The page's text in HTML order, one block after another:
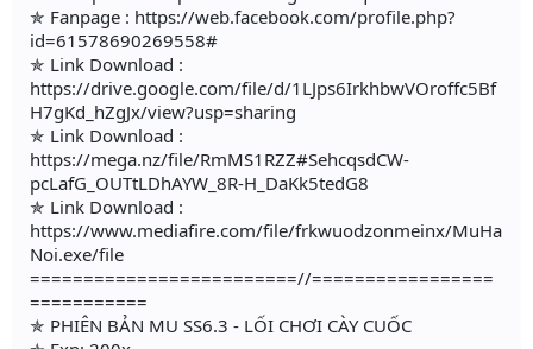
✯ Fanpage : https://web.facebook.com/profile.php?
id=61578690269558#
✯ Link Download :
https://drive.google.com/file/d/1LJps6IrkhbwVOroffc5Bf
H7gKd_hZgJx/view?usp=sharing
✯ Link Download :
https://mega.nz/file/RmMS1RZZ#SehcqsdCW-
pcLafG_OUTtLDhAYW_8R-H_DaKk5tedG8
✯ Link Download :
https://www.mediafire.com/file/frkwuodzonmeinx/MuHa
Noi.exe/file
=========================//=================
===========
✯ PHIÊN BẢN MU SS6.3 - LỐI CHƠI CÀY CUỐC